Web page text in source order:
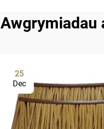
Awgrymiadau
25
Dec